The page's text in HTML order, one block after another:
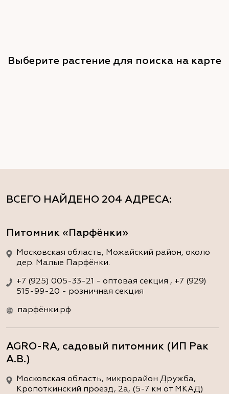
ВСЕГО НАЙДЕНО 204 АДРЕСА:
Питомник «Парфёнки»
Московская область, Можайский район, около
дер. Малые Парфёнки.
+7 (925) 005-33-21 - оптовая секция , +7 (929)
515-99-20 - розничная секция
парфёнки.рф
AGRO-RA, садовый питомник (ИП Рак
А.В.)
Московская область, микрорайон Дружба,
Кропоткинский проезд, 2а, (5-7 км от МКАД)
Выберите растение для поиска на карте